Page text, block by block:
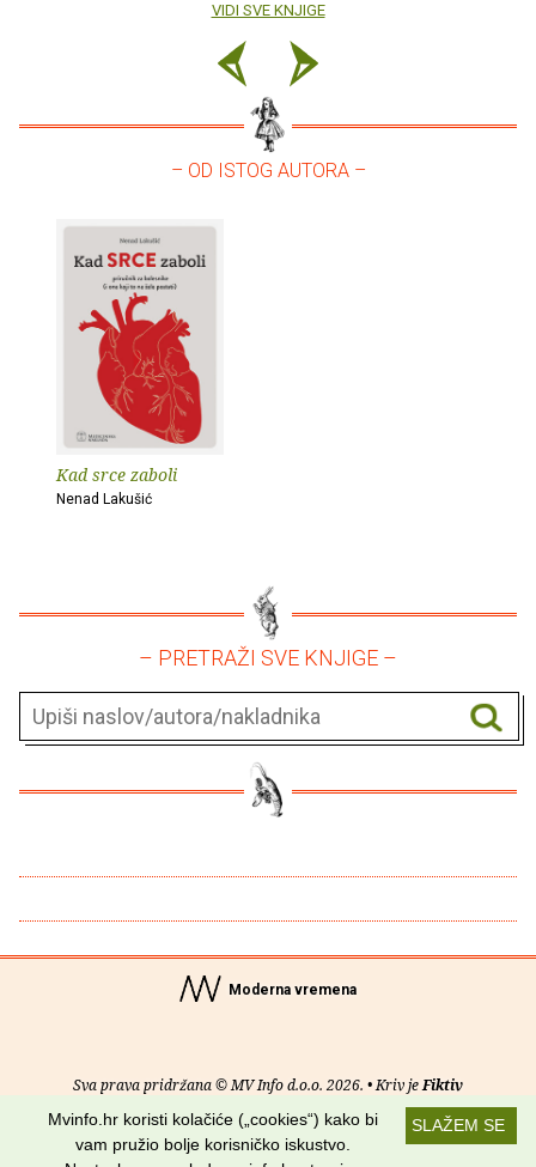
VIDI SVE KNJIGE
– OD ISTOG AUTORA –
Kad srce zaboli
Nenad Lakušić
– PRETRAŽI SVE KNJIGE –
Moderna vremena
Sva prava pridržana © MV Info d.o.o. 2026. • Kriv jeFiktiv
Uvjeti korištenja RSS kanaliSLAŽEM SE
Mvinfo.hr koristi kolačiće („cookies“) kako bi
vam pružio bolje korisničko iskustvo.